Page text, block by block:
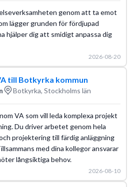
genom att ta emot
lägger grunden för fördjupad
hjälper dig att smidigt anpassa dig
2026-08-20
till Botkyrka kommun
Botkyrka, Stockholms län
VA som vill leda komplexa projekt
Du driver arbetet genom hela
projektering till färdig anläggning
med dina kollegor ansvarar
långsiktiga behov.
2026-08-10